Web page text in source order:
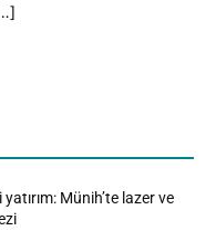
yatırım: Münih’te lazer ve